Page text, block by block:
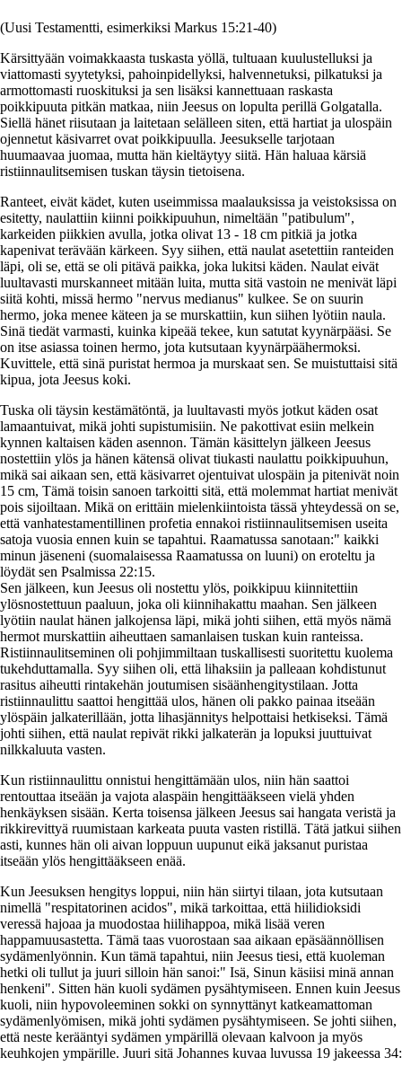
(Uusi Testamentti, esimerkiksi Markus 15:21-40)
Kärsittyään voimakkaasta tuskasta yöllä, tultuaan kuulustelluksi ja
viattomasti syytetyksi, pahoinpidellyksi, halvennetuksi, pilkatuksi ja
armottomasti ruoskituksi ja sen lisäksi kannettuaan raskasta
poikkipuuta pitkän matkaa, niin Jeesus on lopulta perillä Golgatalla.
Siellä hänet riisutaan ja laitetaan selälleen siten, että hartiat ja ulospäin
ojennetut käsivarret ovat poikkipuulla. Jeesukselle tarjotaan
huumaavaa juomaa, mutta hän kieltäytyy siitä. Hän haluaa kärsiä
ristiinnaulitsemisen tuskan täysin tietoisena.
Ranteet, eivät kädet, kuten useimmissa maalauksissa ja veistoksissa on
esitetty, naulattiin kiinni poikkipuuhun, nimeltään "patibulum",
karkeiden piikkien avulla, jotka olivat 13 - 18 cm pitkiä ja jotka
kapenivat terävään kärkeen. Syy siihen, että naulat asetettiin ranteiden
läpi, oli se, että se oli pitävä paikka, joka lukitsi käden. Naulat eivät
luultavasti murskanneet mitään luita, mutta sitä vastoin ne menivät läpi
siitä kohti, missä hermo "nervus medianus" kulkee. Se on suurin
hermo, joka menee käteen ja se murskattiin, kun siihen lyötiin naula.
Sinä tiedät varmasti, kuinka kipeää tekee, kun satutat kyynärpääsi. Se
on itse asiassa toinen hermo, jota kutsutaan kyynärpäähermoksi.
Kuvittele, että sinä puristat hermoa ja murskaat sen. Se muistuttaisi sitä
kipua, jota Jeesus koki.
Tuska oli täysin kestämätöntä, ja luultavasti myös jotkut käden osat
lamaantuivat, mikä johti supistumisiin. Ne pakottivat esiin melkein
kynnen kaltaisen käden asennon. Tämän käsittelyn jälkeen Jeesus
nostettiin ylös ja hänen kätensä olivat tiukasti naulattu poikkipuuhun,
mikä sai aikaan sen, että käsivarret ojentuivat ulospäin ja pitenivät noin
15 cm, Tämä toisin sanoen tarkoitti sitä, että molemmat hartiat menivät
pois sijoiltaan. Mikä on erittäin mielenkiintoista tässä yhteydessä on se,
että vanhatestamentillinen profetia ennakoi ristiinnaulitsemisen useita
satoja vuosia ennen kuin se tapahtui. Raamatussa sanotaan:" kaikki
minun jäseneni (suomalaisessa Raamatussa on luuni) on eroteltu ja
löydät sen Psalmissa 22:15.
Sen jälkeen, kun Jeesus oli nostettu ylös, poikkipuu kiinnitettiin
ylösnostettuun paaluun, joka oli kiinnihakattu maahan. Sen jälkeen
lyötiin naulat hänen jalkojensa läpi, mikä johti siihen, että myös nämä
hermot murskattiin aiheuttaen samanlaisen tuskan kuin ranteissa.
Ristiinnaulitseminen oli pohjimmiltaan tuskallisesti suoritettu kuolema
tukehduttamalla. Syy siihen oli, että lihaksiin ja palleaan kohdistunut
rasitus aiheutti rintakehän joutumisen sisäänhengitystilaan. Jotta
ristiinnaulittu saattoi hengittää ulos, hänen oli pakko painaa itseään
ylöspäin jalkaterillään, jotta lihasjännitys helpottaisi hetkiseksi. Tämä
johti siihen, että naulat repivät rikki jalkaterän ja lopuksi juuttuivat
nilkkaluuta vasten.
Kun ristiinnaulittu onnistui hengittämään ulos, niin hän saattoi
rentouttaa itseään ja vajota alaspäin hengittääkseen vielä yhden
henkäyksen sisään. Kerta toisensa jälkeen Jeesus sai hangata veristä ja
rikkirevittyä ruumistaan karkeata puuta vasten ristillä. Tätä jatkui siihen
asti, kunnes hän oli aivan loppuun uupunut eikä jaksanut puristaa
itseään ylös hengittääkseen enää.
Kun Jeesuksen hengitys loppui, niin hän siirtyi tilaan, jota kutsutaan
nimellä "respitatorinen acidos", mikä tarkoittaa, että hiilidioksidi
veressä hajoaa ja muodostaa hiilihappoa, mikä lisää veren
happamuusastetta. Tämä taas vuorostaan saa aikaan epäsäännöllisen
sydämenlyönnin. Kun tämä tapahtui, niin Jeesus tiesi, että kuoleman
hetki oli tullut ja juuri silloin hän sanoi:" Isä, Sinun käsiisi minä annan
henkeni". Sitten hän kuoli sydämen pysähtymiseen. Ennen kuin Jeesus
kuoli, niin hypovoleeminen sokki on synnyttänyt katkeamattoman
sydämenlyömisen, mikä johti sydämen pysähtymiseen. Se johti siihen,
että neste kerääntyi sydämen ympärillä olevaan kalvoon ja myös
keuhkojen ympärille. Juuri sitä Johannes kuvaa luvussa 19 jakeessa 34: